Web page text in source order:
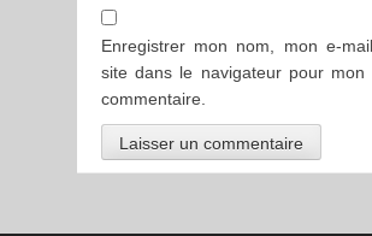
Enregistrer mon nom, mon e-
site dans le navigateur pour mon
commentaire.